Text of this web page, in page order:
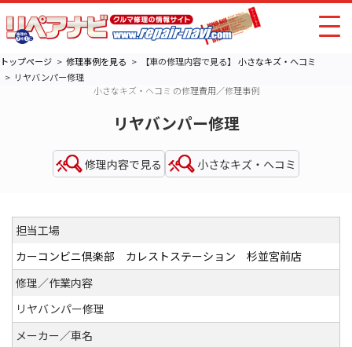
トップページ 修理事例を見る 【車の修理内容で見る】小さなキズ・ヘコミ
リヤバンパー修理
小さなキズ・ヘコミ の修理費用／修理事例
リヤバンパー修理
修理内容で見る 小さなキズ・ヘコミ
担当工場
カーコンビニ倶楽部 カレストステーション 杉並宮前店
修理／作業内容
リヤバンパー修理
メーカー／車名